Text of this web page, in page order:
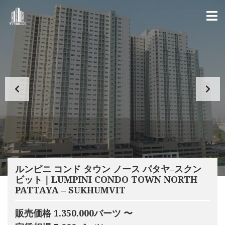
ルンピニ コンド タウン ノース パタヤ–スクン
ビット｜LUMPINI CONDO TOWN NORTH
PATTAYA – SUKHUMVIT
販売価格 1.350.000バーツ 〜